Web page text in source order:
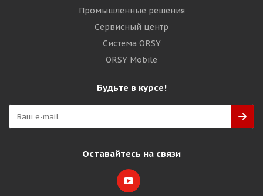
Промышленные решения
Сервисный центр
Система ORSY
ORSY Mobile
Будьте в курсе!
Оставайтесь на связи